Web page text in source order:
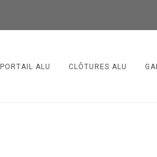
PORTAIL ALU CLÔTURES ALU